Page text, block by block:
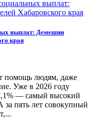
выплат: Демешин
края
помощь людям, даже
Уже в 2026 году
— самый высокий
за пять лет совокупный